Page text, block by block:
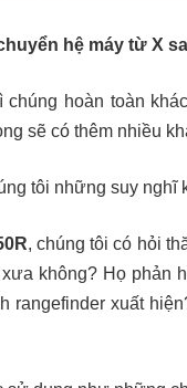
hệ máy từ X
chúng hoàn toàn
sẽ có thêm nhiều
tôi những suy nghĩ
, chúng tôi có hỏi
không? Họ phản
rangefinder xuất